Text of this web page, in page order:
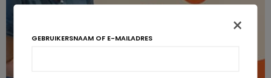
×
GEBRUIKERSNAAM OF E-MAILADRES